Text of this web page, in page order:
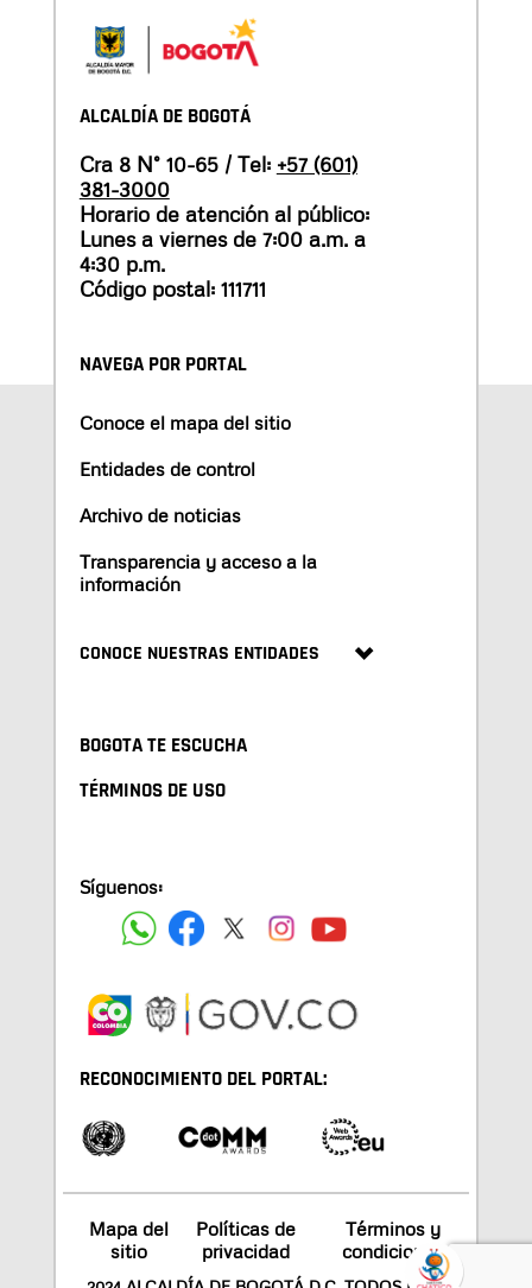
ALCALDÍA DE BOGOTÁ
Cra 8 N° 10-65 / Tel: +57 (601)
381-3000
Horario de atención al público:
Lunes a viernes de 7:00 a.m. a
4:30 p.m.
Código postal: 111711
NAVEGA POR PORTAL
Conoce el mapa del sitio
Entidades de control
Archivo de noticias
Transparencia y acceso a la
información
CONOCE NUESTRAS ENTIDADES
BOGOTA TE ESCUCHA
TÉRMINOS DE USO
Síguenos:
RECONOCIMIENTO DEL PORTAL:
Mapa del
sitio
Políticas de
privacidad
Términos y
condiciones